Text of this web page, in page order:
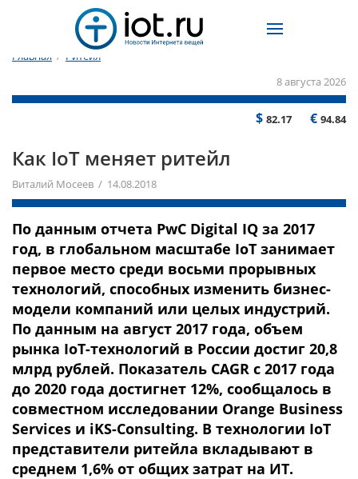
Главная / Ритейл
8 августа 2026
$ 82.17 € 94.84
Как IoT меняет ритейл
Виталий Мосеев / 14.08.2018
По данным отчета PwC Digital IQ за 2017
год, в глобальном масштабе IoT занимает
первое место среди восьми прорывных
технологий, способных изменить бизнес-
модели компаний или целых индустрий.
По данным на август 2017 года, объем
рынка IoT-технологий в России достиг 20,8
млрд рублей. Показатель CAGR с 2017 года
до 2020 года достигнет 12%, сообщалось в
совместном исследовании Orange Business
Services и iKS-Consulting. В технологии IoT
представители ритейла вкладывают в
среднем 1,6% от общих затрат на ИТ.